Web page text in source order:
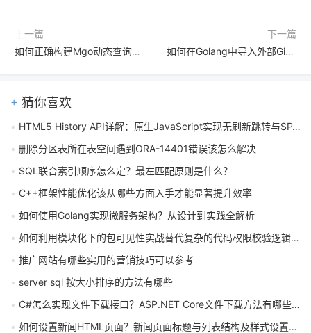
上一篇
如何正确构建Mgo动态查询中的嵌套BSON.M结构
下一篇
如何在Golang中导入外部Git仓库模块
猜你喜欢
HTML5 History API详解：原生JavaScript实现无刷新跳转与SPA路由
删除分区表所在表空间遇到ORA-14401错误该怎么解决
SQL联合索引顺序怎么定？最左匹配原则是什么？
C++框架性能优化该从哪些方面入手才能显著提升效率
如何使用Golang实现微服务架构？从设计到实践全解析
如何利用模块化下的包可见性实战替代复杂的代码权限校验逻辑与变量保护
推广网站有哪些实用的营销技巧可以参考
server sql 按大小排序的方法有哪些
C#怎么实现文件下载接口？ASP.NET Core文件下载方法有哪些？
如何设置新闻HTML页面？新闻页面标题与列表结构及样式设置方法